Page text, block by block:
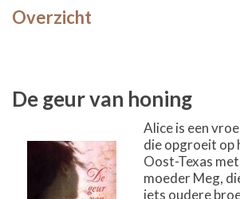
Overzicht
De geur van honing
Alice is een
die opgroeit op
Oost-Texas
moeder Meg,
iets oudere